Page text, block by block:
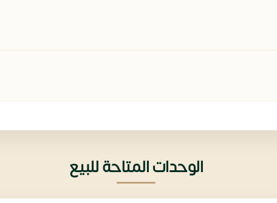
الوحدات المتاحة للبيع